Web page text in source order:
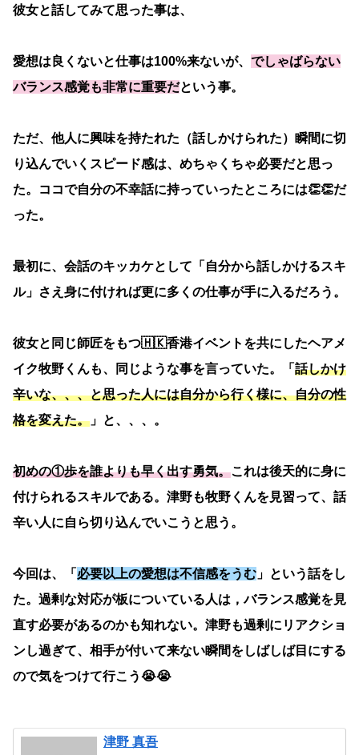
彼女と話してみて思った事は、
愛想は良くないと仕事は100%来ないが、 でしゃばらない
バランス感覚も非常に重要だという事。
ただ、他人に興味を持たれた（話しかけられた）瞬間に切
り込んでいくスピード感は、めちゃくちゃ必要だと思っ
た。ココで自分の不幸話に持っていったところには👏👏だ
った。
最初に、会話のキッカケとして「自分から話しかけるスキ
ル」さえ身に付ければ更に多くの仕事が手に入るだろう。
彼女と同じ師匠をもつ🇭🇰香港イベントを共にしたヘアメ
イク牧野くんも、同じような事を言っていた。「 話しかけ
辛いな、、、と思った人には自分から行く様に、自分の性
格を変えた。 」と、、、。
初めの①歩を誰よりも早く出す勇気。これは後天的に身に
付けられるスキルである。津野も牧野くんを見習って、話
辛い人に自ら切り込んでいこうと思う。
今回は、「 必要以上の愛想は不信感をうむ 」という話をし
た。過剰な対応が板についている人は，バランス感覚を見
直す必要があるのかも知れない。津野も過剰にリアクショ
ンし過ぎて、相手が付いて来ない瞬間をしばしば目にする
ので気をつけて行こう😭😭
津野 真吾